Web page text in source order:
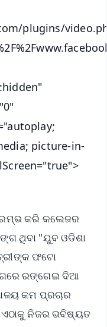
plugins/
picture-in-
କରି କଲେଜର
ଥିବା "ଯୁବ ଓଡିଶା
ଫଟୋ
ରଙ୍ଗେଇ ଦିଆ
କମ ପ୍ରଚାର
ଏଠାକୁ ନିଜର ଭବିଷ୍ୟତ